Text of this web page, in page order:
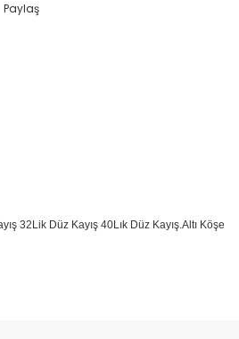
Paylaş
32Lik Düz Kayış 40Lık Düz Kayış.Altı Köşe